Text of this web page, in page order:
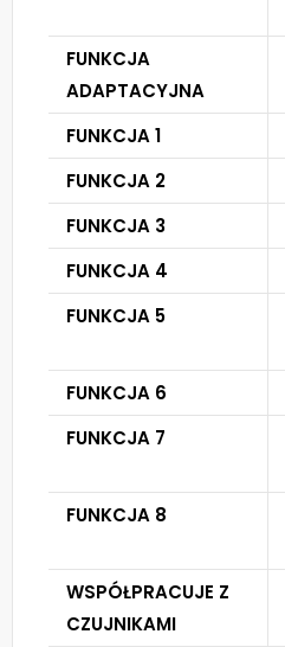
FUNKCJA
ADAPTACYJNA
FUNKCJA 1
FUNKCJA 2
FUNKCJA 3
FUNKCJA 4
FUNKCJA 5
FUNKCJA 6
FUNKCJA 7
FUNKCJA 8
WSPÓŁPRACUJE Z
CZUJNIKAMI